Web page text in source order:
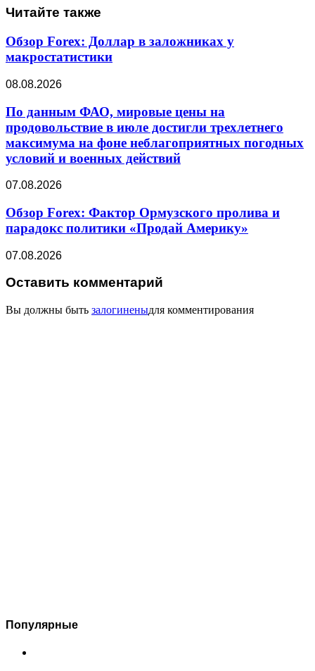
Читайте также
Обзор Forex: Доллар в заложниках у
макростатистики
08.08.2026
По данным ФАО, мировые цены на
продовольствие в июле достигли трехлетнего
максимума на фоне неблагоприятных погодных
условий и военных действий
07.08.2026
Обзор Forex: Фактор Ормузского пролива и
парадокс политики «Продай Америку»
07.08.2026
Оставить комментарий
Вы должны быть залогиненыдля комментирования
Популярные